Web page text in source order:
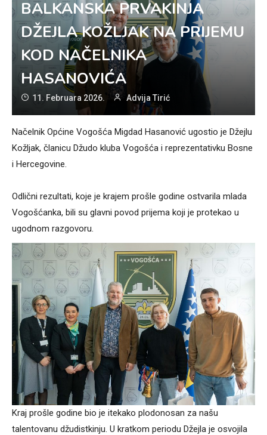
BALKANSKA PRVAKINJA
DŽEJLA KOŽLJAK NA PRIJEMU
KOD NAČELNIKA
HASANOVIĆA
11. Februara 2026. Advija Tirić
Načelnik Općine Vogošća Migdad Hasanović ugostio je Džejlu
Kožljak, članicu Džudo kluba Vogošća i reprezentativku Bosne
i Hercegovine.
Odlični rezultati, koje je krajem prošle godine ostvarila mlada
Vogošćanka, bili su glavni povod prijema koji je protekao u
ugodnom razgovoru.
Kraj prošle godine bio je itekako plodonosan za našu
talentovanu džudistkinju. U kratkom periodu Džejla je osvojila